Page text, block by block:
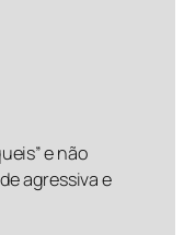
e não
agressiva e